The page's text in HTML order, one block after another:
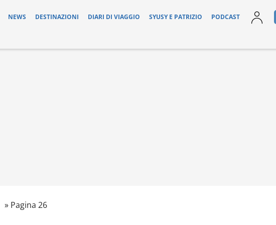
NEWS DESTINAZIONI DIARI DI VIAGGIO SYUSY E PATRIZIO PODCAST
» Pagina 26